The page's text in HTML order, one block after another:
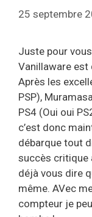
25 septembre
Juste pour
Vanillaware est
Après les
PSP),
PS4 (Oui oui
c’est donc
débarque tout
succès critique
déjà vous dire
même. AVec
compteur je